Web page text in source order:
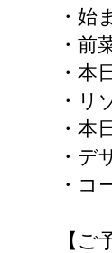
・始
・前
・本
・リ
・本
・デ
・コ
【ご